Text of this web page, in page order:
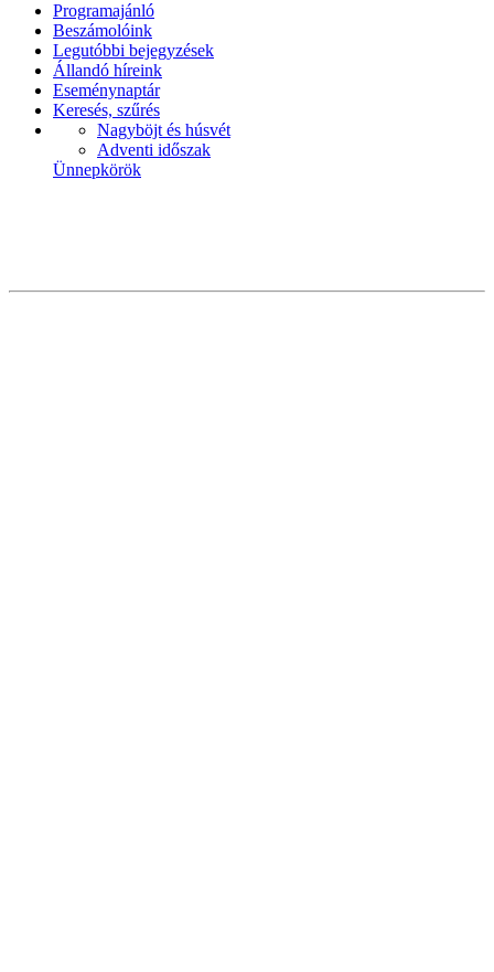
Programajánló
Beszámolóink
Legutóbbi bejegyzések
Állandó híreink
Eseménynaptár
Keresés, szűrés
Nagyböjt és húsvét
Adventi időszak
Ünnepkörök